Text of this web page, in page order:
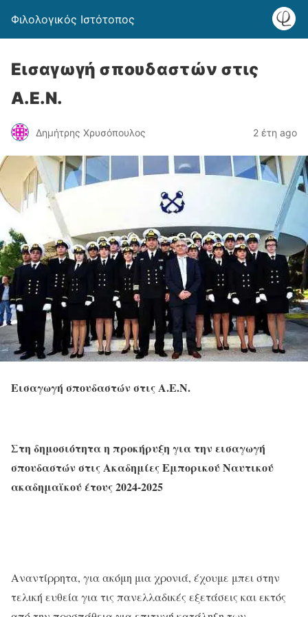
Φιλολογικός Ιστότοπος
Εισαγωγή σπουδαστών στις
Α.Ε.Ν.
Δημήτρης Χρυσόπουλος 2 έτη ago
Εισαγωγή σπουδαστών στις Α.Ε.Ν.
Στη δημοσιότητα η προκήρυξη για την εισαγωγή
σπουδαστών στις Ακαδημίες Εμπορικού Ναυτικού
ακαδημαϊκού έτους 2024-2025
Αναντίρρητα, για ακόμη μια χρονιά, έχουμε μπει στην
τελική ευθεία για τις πανελλαδικές εξετάσεις και εκτός